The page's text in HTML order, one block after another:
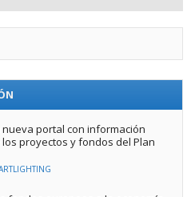
nueva portal con información
proyectos y fondos del Plan